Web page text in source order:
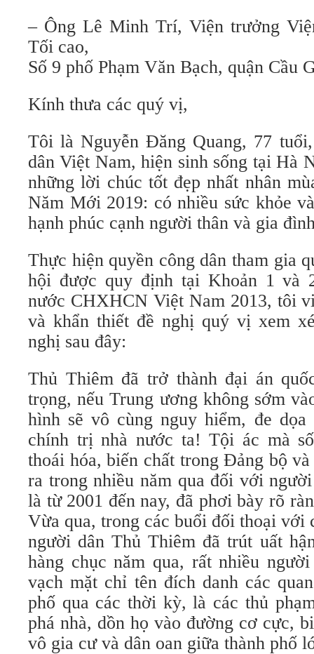
– Ông Lê Minh Trí, Viện trưởng
Tối cao,
Số 9 phố Phạm Văn Bạch, quận Cầu
Kính thưa các quý vị,
Tôi là Nguyễn Đăng Quang, 77
dân Việt Nam, hiện sinh sống tại Hà
những lời chúc tốt đẹp nhất nhân
Năm Mới 2019: có nhiều sức khỏe
hạnh phúc cạnh người thân và gia
Thực hiện quyền công dân tham gia
hội được quy định tại Khoản 1 và
nước CHXHCN Việt Nam 2013, tôi
và khẩn thiết đề nghị quý vị xem
nghị sau đây:
Thủ Thiêm đã trở thành đại án
trọng, nếu Trung ương không sớm
hình sẽ vô cùng nguy hiểm, đe
chính trị nhà nước ta! Tội ác mà
thoái hóa, biến chất trong Đảng bộ
ra trong nhiều năm qua đối với
là từ 2001 đến nay, đã phơi bày rõ
Vừa qua, trong các buổi đối thoại với
người dân Thủ Thiêm đã trút uất
hàng chục năm qua, rất nhiều
vạch mặt chỉ tên đích danh các
phố qua các thời kỳ, là các thủ
phá nhà, dồn họ vào đường cơ cực,
vô gia cư và dân oan giữa thành phố